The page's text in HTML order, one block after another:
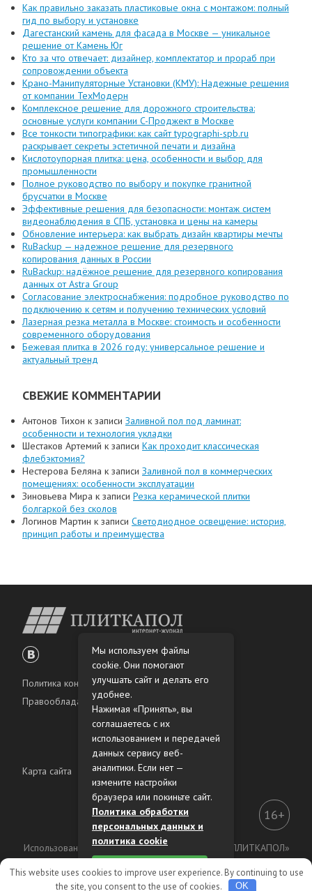
Как правильно заказать пластиковые окна с монтажом: полный
гид по выбору и установке
Дагестанский камень для фасада в Москве — уникальное
решение от Камень Юг
Кто за что отвечает: дизайнер, комплектатор и прораб при
сопровождении объекта
Крано-Манипуляторные Установки (КМУ): Надежные решения
от компании ТехМодерн
Комплексное решение для дорожного строительства:
основные услуги компании C-Проджект в Москве
Все тонкости типографики: как сайт typographi-spb.ru
раскрывает секреты эстетичной печати и дизайна
Кислотоупорная плитка: цена, особенности и выбор для
промышленности
Полное руководство по выбору и покупке гранитной
брусчатки в Москве
Эффективные решения для безопасности: монтаж систем
видеонаблюдения в СПБ, установка и цены на камеры
Обновление интерьера: как выбрать дизайн квартиры мечты
RuBackup — надежное решение для резервного
копирования данных в России
RuBackup: надёжное решение для резервного копирования
данных от Astra Group
Согласование электроснабжения: подробное руководство по
подключению к сетям и получению технических условий
Лазерная резка металла в Москве: стоимость и особенности
современного оборудования
Бежевая плитка в 2026 году: универсальное решение и
актуальный тренд
СВЕЖИЕ КОММЕНТАРИИ
Антонов Тихон к записи Заливной пол под ламинат:
особенности и технология укладки
Шестаков Артемий к записи Как проходит классическая
флебэктомия?
Нестерова Беляна к записи Заливной пол в коммерческих
помещениях: особенности эксплуатации
Зиновьева Мира к записи Резка керамической плитки
болгаркой без сколов
Логинов Мартин к записи Светодиодное освещение: история,
принцип работы и преимущества
Политика конфиденциальности
Правообладателям
Карта сайта
16+
Использование материалов интернет-журнала «ПЛИТКАПОЛ»
разрешено только с предварительного согласия
правообладателей.
Мы используем файлы
cookie. Они помогают
улучшать сайт и делать его
удобнее.
Нажимая «Принять», вы
соглашаетесь с их
использованием и передачей
данных сервису веб-
аналитики. Если нет —
измените настройки
браузера или покиньте сайт.
Политика обработки
персональных данных и
политика cookie
This website uses cookies to improve user experience. By continuing to use
the site, you consent to the use of cookies.
OK